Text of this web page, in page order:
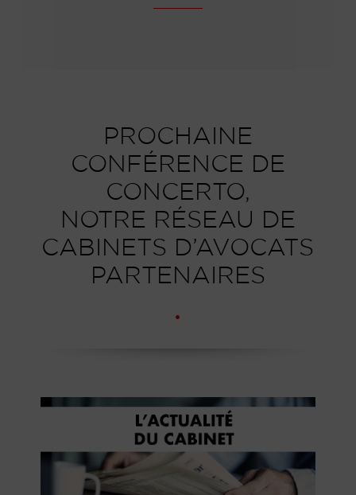
PROCHAINE
CONFÉRENCE DE
CONCERTO,
NOTRE RÉSEAU DE
CABINETS D’AVOCATS
PARTENAIRES